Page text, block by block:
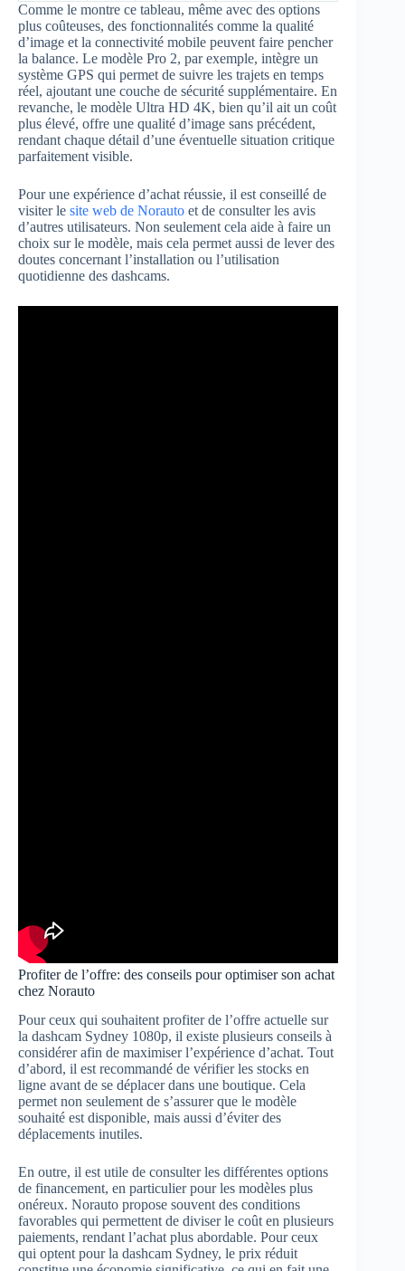
Comme le montre ce tableau, même avec des options
plus coûteuses, des fonctionnalités comme la qualité
d’image et la connectivité mobile peuvent faire pencher
la balance. Le modèle Pro 2, par exemple, intègre un
système GPS qui permet de suivre les trajets en temps
réel, ajoutant une couche de sécurité supplémentaire. En
revanche, le modèle Ultra HD 4K, bien qu’il ait un coût
plus élevé, offre une qualité d’image sans précédent,
rendant chaque détail d’une éventuelle situation critique
parfaitement visible.
Pour une expérience d’achat réussie, il est conseillé de
visiter le site web de Norauto et de consulter les avis
d’autres utilisateurs. Non seulement cela aide à faire un
choix sur le modèle, mais cela permet aussi de lever des
doutes concernant l’installation ou l’utilisation
quotidienne des dashcams.
Profiter de l’offre: des conseils pour optimiser son achat
chez Norauto
Pour ceux qui souhaitent profiter de l’offre actuelle sur
la dashcam Sydney 1080p, il existe plusieurs conseils à
considérer afin de maximiser l’expérience d’achat. Tout
d’abord, il est recommandé de vérifier les stocks en
ligne avant de se déplacer dans une boutique. Cela
permet non seulement de s’assurer que le modèle
souhaité est disponible, mais aussi d’éviter des
déplacements inutiles.
En outre, il est utile de consulter les différentes options
de financement, en particulier pour les modèles plus
onéreux. Norauto propose souvent des conditions
favorables qui permettent de diviser le coût en plusieurs
paiements, rendant l’achat plus abordable. Pour ceux
qui optent pour la dashcam Sydney, le prix réduit